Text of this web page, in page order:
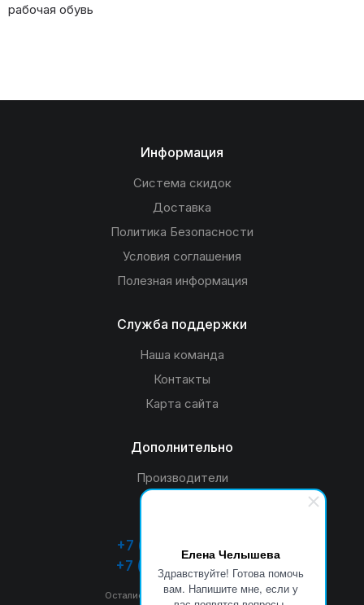
Елена Челышева
Здравствуйте! Готова помочь
вам. Напишите мне, если у
рабочая обувь
Информация
Система скидок
Доставка
Политика Безопасности
Условия соглашения
Полезная информация
Служба поддержки
Наша команда
Контакты
Карта сайта
Дополнительно
Производители
+7 (4932) 26-33-55
+7 (920) 349-53-55
Остались вопросы? Звоните нам